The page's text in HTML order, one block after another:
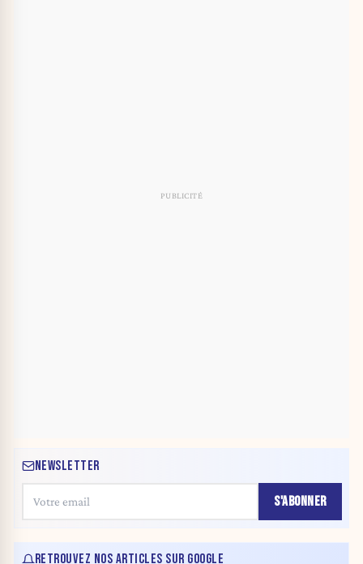
NEWSLETTER
S'ABONNER
RETROUVEZ NOS ARTICLES SUR GOOGLE